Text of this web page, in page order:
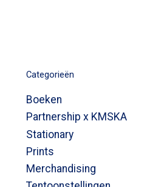
Categorieën
Boeken
Partnership x KMSKA
Stationary
Prints
Merchandising